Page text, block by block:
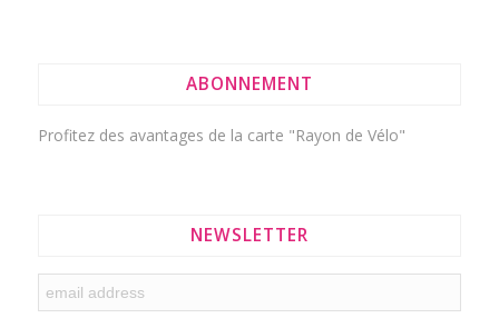
ABONNEMENT
Profitez des avantages de la carte "Rayon de Vélo"
NEWSLETTER